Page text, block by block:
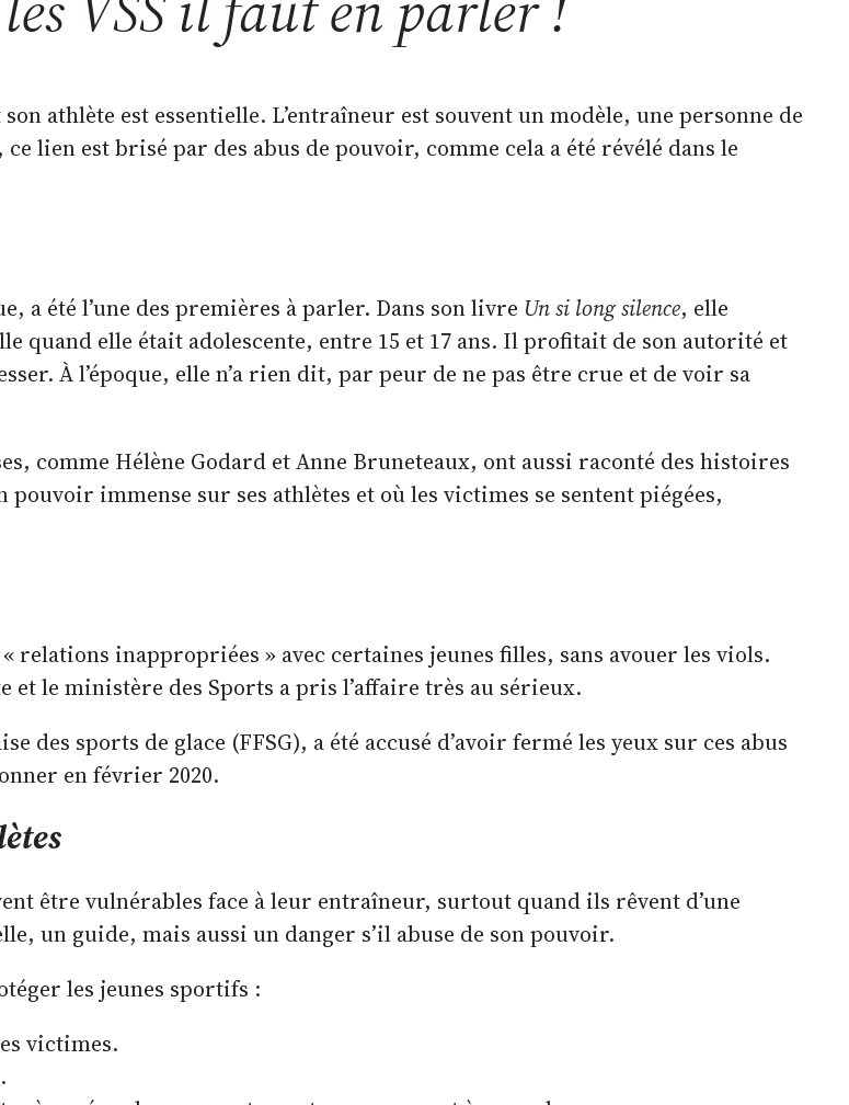
athlète est essentielle. L’entraîneur est souvent un modèle, une personne de
lien est brisé par des abus de pouvoir, comme cela a été révélé dans le
a été l’une des premières à parler. Dans son livre Un si long silence, elle
quand elle était adolescente, entre 15 et 17 ans. Il profitait de son autorité et
À l’époque, elle n’a rien dit, par peur de ne pas être crue et de voir sa
comme Hélène Godard et Anne Bruneteaux, ont aussi raconté des histoires
immense sur ses athlètes et où les victimes se sentent piégées,
relations inappropriées » avec certaines jeunes filles, sans avouer les viols.
le ministère des Sports a pris l’affaire très au sérieux.
sports de glace (FFSG), a été accusé d’avoir fermé les yeux sur ces abus
en février 2020.
être vulnérables face à leur entraîneur, surtout quand ils rêvent d’une
un guide, mais aussi un danger s’il abuse de son pouvoir.
les jeunes sportifs :
victimes.